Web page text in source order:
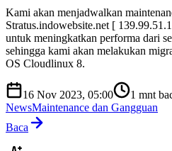
Kami akan menjadwalkan
Stratus.indowebsite.net [
untuk meningkatkan performa dari
sehingga kami akan melakukan
OS Cloudlinux 8.
16 Nov 2023, 05:00 1 mnt
NewsMaintenance dan Gangguan
Baca